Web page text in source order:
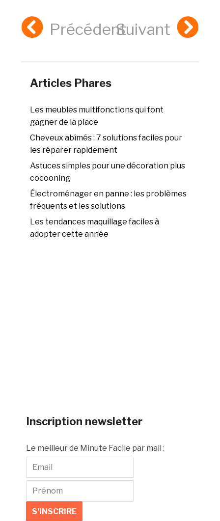
PrécédentSuivant
Articles Phares
Les meubles multifonctions qui font
gagner de la place
Cheveux abîmés : 7 solutions faciles pour
les réparer rapidement
Astuces simples pour une décoration plus
cocooning
Électroménager en panne : les problèmes
fréquents et les solutions
Les tendances maquillage faciles à
adopter cette année
Inscription newsletter
Le meilleur de Minute Facile par mail :